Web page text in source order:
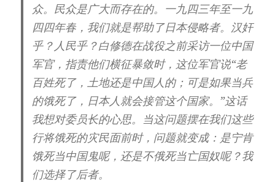
众。民众是广大而存在的。一九四三年至一九
四四年春，我们就是帮助了日本侵略者。汉奸
乎？人民乎？白修德在战役之前采访一位中国
军官，指责他们横征暴敛时，这位军官说“老
百姓死了，土地还是中国人的；可是如果当兵
的饿死了，日本人就会接管这个国家。”这话
我想对委员长的心思。当这问题摆在我们这些
行将饿死的灾民面前时，问题就变成：是宁肯
饿死当中国鬼呢，还是不俄死当亡国奴呢？我
们选择了后者。